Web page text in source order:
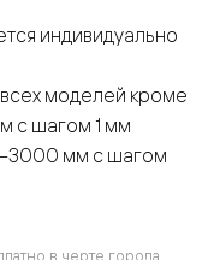
индивидуально
моделей кроме
с шагом 1 мм
мм с шагом
в черте города